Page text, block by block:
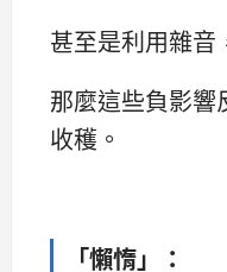
甚至是利用雜音
那麼這些負影響
收穫。
「懶惰」 ：